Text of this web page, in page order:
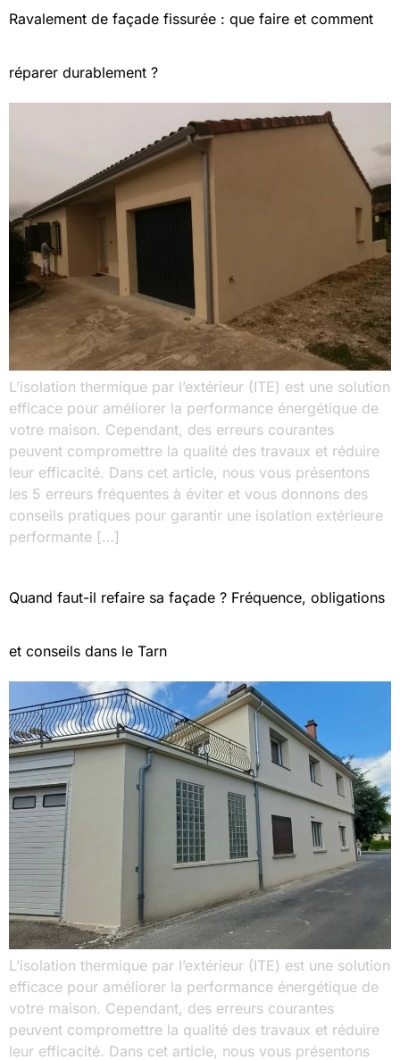
Ravalement de façade fissurée : que faire et comment
réparer durablement ?
L’isolation thermique par l’extérieur (ITE) est une solution
efficace pour améliorer la performance énergétique de
votre maison. Cependant, des erreurs courantes
peuvent compromettre la qualité des travaux et réduire
leur efficacité. Dans cet article, nous vous présentons
les 5 erreurs fréquentes à éviter et vous donnons des
conseils pratiques pour garantir une isolation extérieure
performante […]
Quand faut-il refaire sa façade ? Fréquence, obligations
et conseils dans le Tarn
L’isolation thermique par l’extérieur (ITE) est une solution
efficace pour améliorer la performance énergétique de
votre maison. Cependant, des erreurs courantes
peuvent compromettre la qualité des travaux et réduire
leur efficacité. Dans cet article, nous vous présentons